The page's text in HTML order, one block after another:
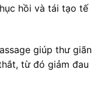
hồi và tái tạo tế
giúp thư giãn
từ đó giảm đau